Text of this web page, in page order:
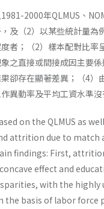
2000年QLMUS、
及（2）以某些統計量為
者；（2）樣本配對比率
之直接或間接成因主要
卻存在顯著差異；（4）
異動率及平均工資水準沒
on the QLMUS as
attrition due to match
findings: First,
effect and
with the highly
the basis of labor force